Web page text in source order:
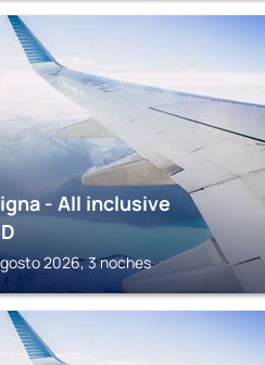
- All inclusive
2026, 3 noches